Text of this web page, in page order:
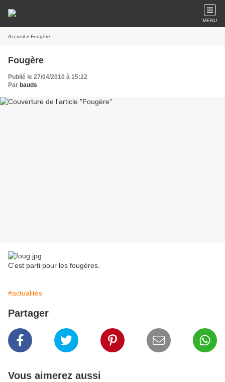
MENU
Accueil » Fougère
Fougère
Publié le 27/04/2010 à 15:22
Par bauds
C'est parti pour les fougères.
#actualités
Partager
Vous aimerez aussi